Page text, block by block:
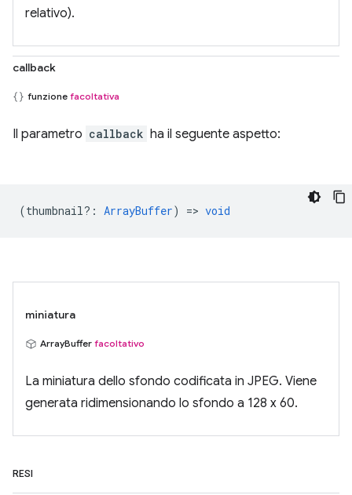
relativo).
callback
funzione facoltativa
Il parametro callback ha il seguente aspetto:
(thumbnail? : ArrayBuffer) => void
miniatura
ArrayBuffer facoltativo
La miniatura dello sfondo codificata in JPEG. Viene
generata ridimensionando lo sfondo a 128 x 60.
RESI